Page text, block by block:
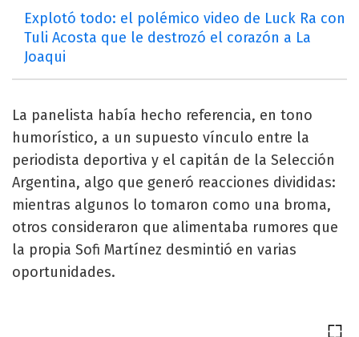
Explotó todo: el polémico video de Luck Ra con
Tuli Acosta que le destrozó el corazón a La
Joaqui
La panelista había hecho referencia, en tono
humorístico, a un supuesto vínculo entre la
periodista deportiva y el capitán de la Selección
Argentina, algo que generó reacciones divididas:
mientras algunos lo tomaron como una broma,
otros consideraron que alimentaba rumores que
la propia Sofi Martínez desmintió en varias
oportunidades.